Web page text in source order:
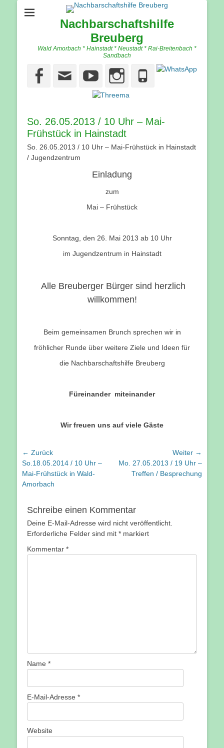
Nachbarschaftshilfe
Breuberg
Wald Amorbach * Hainstadt * Neustadt * Rai-Breitenbach *
Sandbach
Facebook
EmailYouTube
Instagram
Phone
So. 26.05.2013 / 10 Uhr – Mai-
Frühstück in Hainstadt
So. 26.05.2013 / 10 Uhr – Mai-Frühstück in Hainstadt
/ Jugendzentrum
Einladung
zum
Mai – Frühstück
Sonntag, den 26. Mai 2013 ab 10 Uhr
im Jugendzentrum in Hainstadt
Alle Breuberger Bürger sind herzlich
willkommen!
Beim gemeinsamen Brunch sprechen wir in
fröhlicher Runde über weitere Ziele und Ideen für
die Nachbarschaftshilfe Breuberg
Füreinander miteinander
Wir freuen uns auf viele Gäste
Beitragsnavigation
← Zurück
Vorhergehender
Beitrag:
So.18.05.2014 / 10 Uhr –
Mai-Frühstück in Wald-
Amorbach
Weiter →
Nächster
Beitrag:
Mo. 27.05.2013 / 19 Uhr –
Treffen / Besprechung
Schreibe einen Kommentar
Deine E-Mail-Adresse wird nicht veröffentlicht.
Erforderliche Felder sind mit * markiert
Kommentar *
Name *
E-Mail-Adresse *
Website